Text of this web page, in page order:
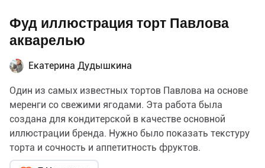
Фуд иллюстрация торт Павлова
акварелью
Екатерина Дудышкина
Один из самых известных тортов Павлова на основе
меренги со свежими ягодами. Эта работа была
создана для кондитерской в качестве основной
иллюстрации бренда. Нужно было показать текстуру
торта и сочность и аппетитность фруктов.
Иллюстрация была выполнена акварелью, лайнером